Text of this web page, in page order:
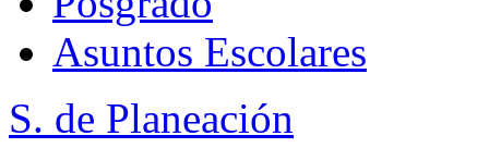
Asuntos Escolares
S. de Planeación